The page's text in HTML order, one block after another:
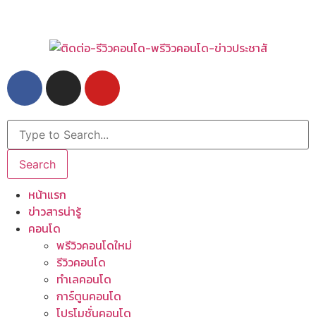
Search
หน้าแรก
ข่าวสารน่ารู้
คอนโด
พรีวิวคอนโดใหม่
รีวิวคอนโด
ทำเลคอนโด
การ์ตูนคอนโด
โปรโมชั่นคอนโด